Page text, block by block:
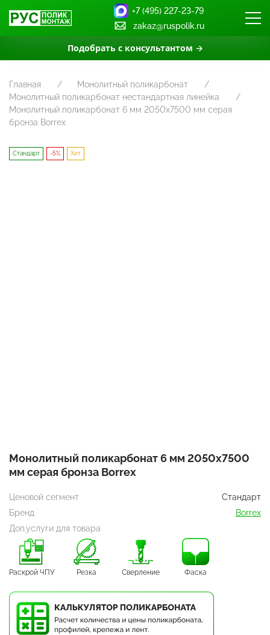
Подобрать с консультантом →
+7 (495) 227-23-79
zakaz@ruspolik.ru
Главная
Монолитный поликарбонат
Монолитный поликарбонат нестандартная линейка
Монолитный поликарбонат 6 мм 2050х7500 мм серая
бронза Borrex
Стандарт -5% Хит
Монолитный поликарбонат 6 мм 2050х7500
мм серая бронза Borrex
Ценовой сегмент
Стандарт
Бренд
Borrex
Доп.услуги для товара
Раскрой ЧПУ Резка Сверление Фаска